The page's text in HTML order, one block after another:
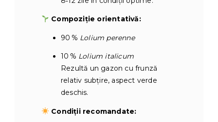
Compoziție orientativă:
90 % Lolium perenne
10 % Lolium italicum
Rezultă un gazon cu frunză
relativ subţire, aspect verde
deschis.
Condiţii recomandate: